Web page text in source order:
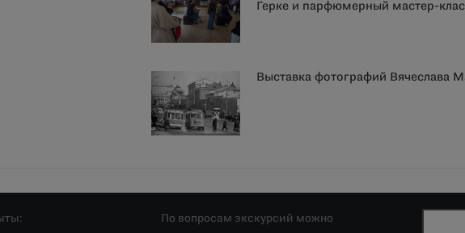
Герке и парфюмерный мастер-
Выставка фотографий Вячеслава
По вопросам экскурсий можно